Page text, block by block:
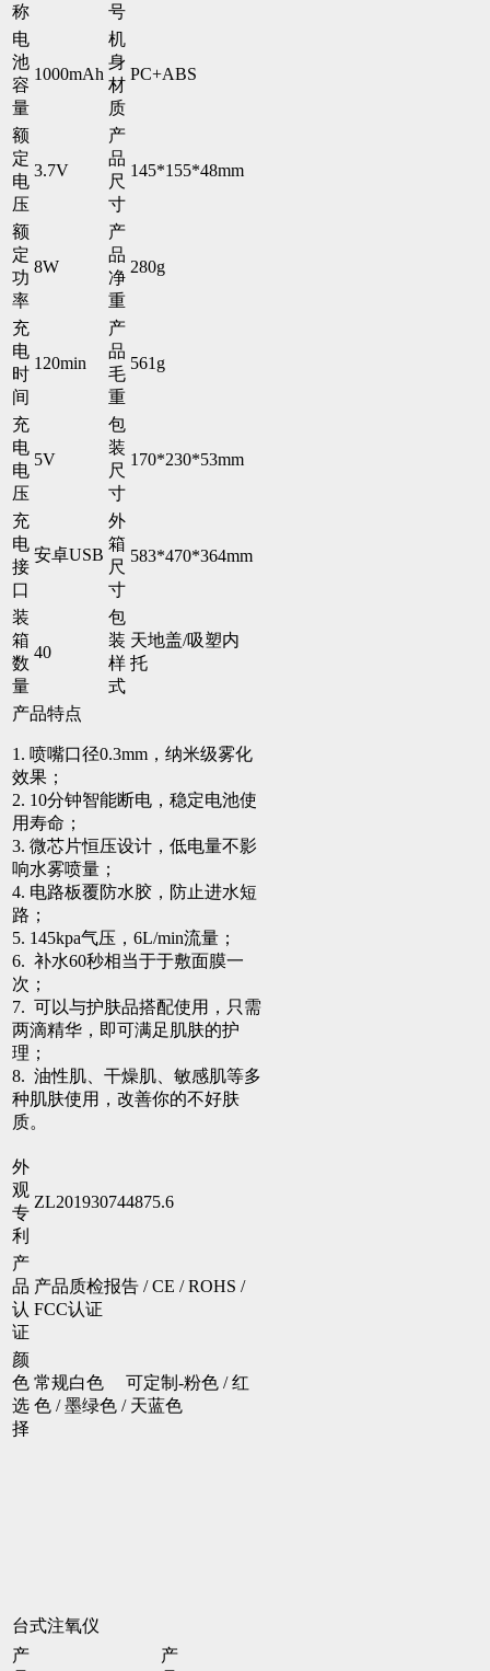
称
号
电
池
容
量
1000mAh
机
身
材
质
PC+ABS
额
定
电
压
3.7V
产
品
尺
寸
145*155*48mm
额
定
功
率
8W
产
品
净
重
280g
充
电
时
间
120min
产
品
毛
重
561g
充
电
电
压
5V
包
装
尺
寸
170*230*53mm
充
电
接
口
安卓USB
外
箱
尺
寸
583*470*364mm
装
箱
数
量
40
包
装
样
式
天地盖/吸塑内
托
产品特点
1. 喷嘴口径0.3mm，纳米级雾化
效果；
2. 10分钟智能断电，稳定电池使
用寿命；
3. 微芯片恒压设计，低电量不影
响水雾喷量；
4. 电路板覆防水胶，防止进水短
路；
5. 145kpa气压，6L/min流量；
6. 补水60秒相当于于敷面膜一
次；
7. 可以与护肤品搭配使用，只需
两滴精华，即可满足肌肤的护
理；
8. 油性肌、干燥肌、敏感肌等多
种肌肤使用，改善你的不好肤
质。
外
观
专
利
ZL201930744875.6
产
品
认
证
产品质检报告 / CE / ROHS /
FCC认证
颜
色
选
择
常规白色 可定制-粉色 / 红
色 / 墨绿色 / 天蓝色
台式注氧仪
产
产